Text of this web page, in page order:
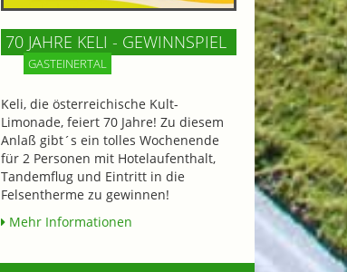
70 JAHRE KELI - GEWINNSPIEL
GASTEINERTAL
Keli, die österreichische Kult-
Limonade, feiert 70 Jahre! Zu diesem
Anlaß gibt´s ein tolles Wochenende
für 2 Personen mit Hotelaufenthalt,
Tandemflug und Eintritt in die
Felsentherme zu gewinnen!
Mehr Informationen